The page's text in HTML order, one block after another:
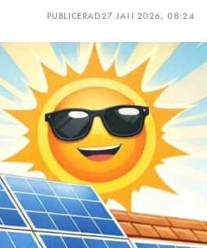
PUBLICERAD27 JAN 2026, 08:24